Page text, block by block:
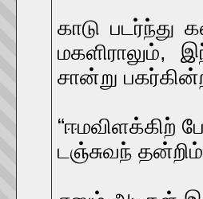
காடு படர்ந்து
மகளிராலும்,
சான்று
“ஈமவிளக்கிற்
டஞ்சுவந் தன்றிம்